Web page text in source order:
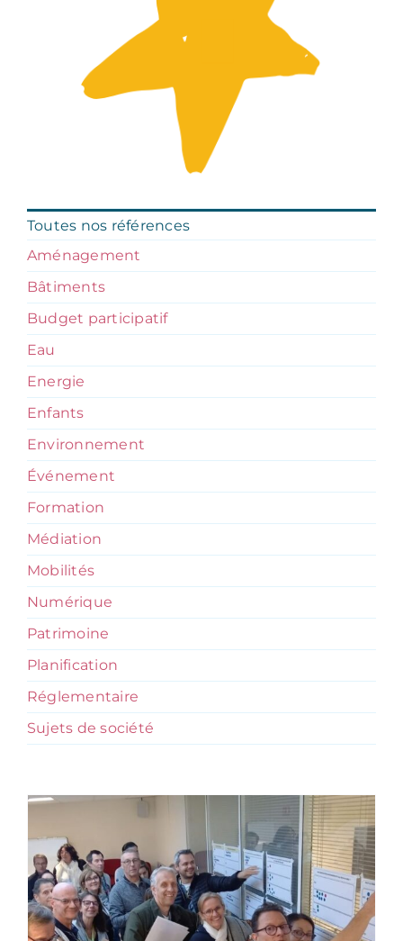
Toutes nos références
Aménagement
Bâtiments
Budget participatif
Eau
Energie
Enfants
Environnement
Événement
Formation
Médiation
Mobilités
Numérique
Patrimoine
Planification
Réglementaire
Sujets de société